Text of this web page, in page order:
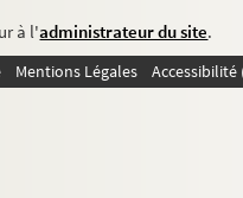
à l'administrateur du site.
Mentions Légales